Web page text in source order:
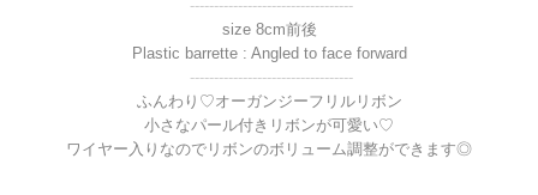
----------------------------------
size 8cm前後
Plastic barrette : Angled to face forward
----------------------------------
ふんわり♡オーガンジーフリルリボン
小さなパール付きリボンが可愛い♡
ワイヤー入りなのでリボンのボリューム調整ができます◎